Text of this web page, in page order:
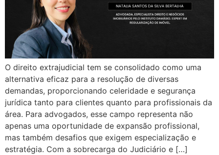
O direito extrajudicial tem se consolidado como uma
alternativa eficaz para a resolução de diversas
demandas, proporcionando celeridade e segurança
jurídica tanto para clientes quanto para profissionais da
área. Para advogados, esse campo representa não
apenas uma oportunidade de expansão profissional,
mas também desafios que exigem especialização e
estratégia. Com a sobrecarga do Judiciário e […]